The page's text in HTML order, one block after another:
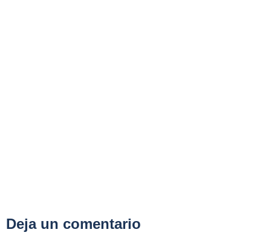
Deja un comentario